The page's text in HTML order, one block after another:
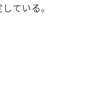
ている。